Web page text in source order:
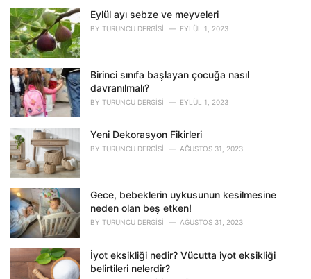
:
Eylül ayı sebze ve meyveleri
BY TURUNCU DERGISI EYLÜL 1, 2023
Birinci sınıfa başlayan çocuğa nasıl
davranılmalı?
BY TURUNCU DERGISI EYLÜL 1, 2023
Yeni Dekorasyon Fikirleri
BY TURUNCU DERGISI AĞUSTOS 31, 2023
Gece, bebeklerin uykusunun kesilmesine
neden olan beş etken!
BY TURUNCU DERGISI AĞUSTOS 31, 2023
İyot eksikliği nedir? Vücutta iyot eksikliği
belirtileri nelerdir?